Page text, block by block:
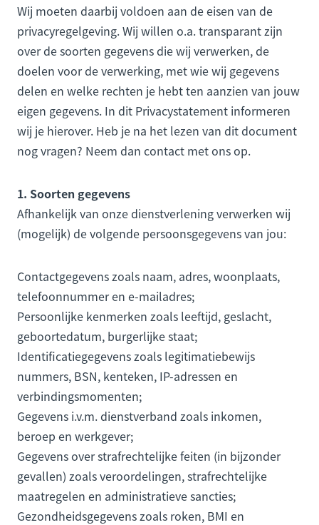
Wij moeten daarbij voldoen aan de eisen van de
privacyregelgeving. Wij willen o.a. transparant zijn
over de soorten gegevens die wij verwerken, de
doelen voor de verwerking, met wie wij gegevens
delen en welke rechten je hebt ten aanzien van jouw
eigen gegevens. In dit Privacystatement informeren
wij je hierover. Heb je na het lezen van dit document
nog vragen? Neem dan contact met ons op.
1. Soorten gegevens
Afhankelijk van onze dienstverlening verwerken wij
(mogelijk) de volgende persoonsgegevens van jou:
Contactgegevens zoals naam, adres, woonplaats,
telefoonnummer en e-mailadres;
Persoonlijke kenmerken zoals leeftijd, geslacht,
geboortedatum, burgerlijke staat;
Identificatiegegevens zoals legitimatiebewijs
nummers, BSN, kenteken, IP-adressen en
verbindingsmomenten;
Gegevens i.v.m. dienstverband zoals inkomen,
beroep en werkgever;
Gegevens over strafrechtelijke feiten (in bijzonder
gevallen) zoals veroordelingen, strafrechtelijke
maatregelen en administratieve sancties;
Gezondheidsgegevens zoals roken, BMI en